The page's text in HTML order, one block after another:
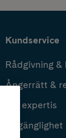
Kundservice
Rådgivning
Ångerrätt &
Vår expertis
Tillgänglighet